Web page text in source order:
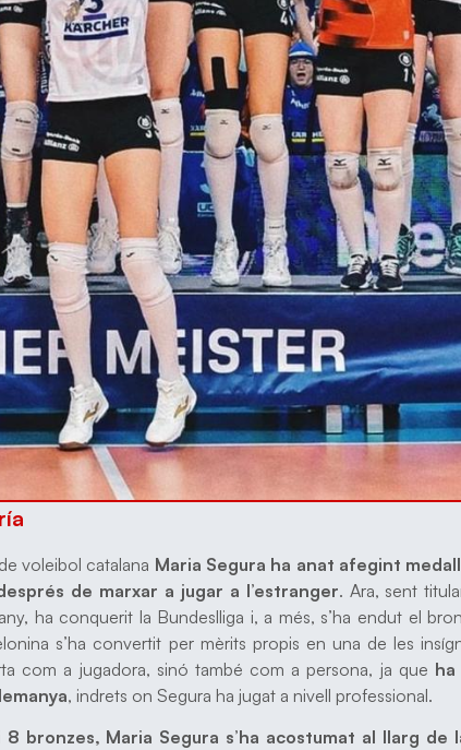
voleibol catalana Maria Segura ha anat afegint
de marxar a jugar a l’estranger. Ara, sent
ha conquerit la Bundeslliga i, a més, s’ha endut el
s’ha convertit per mèrits propis en una de les
com a jugadora, sinó també com a persona, ja que ha
, indrets on Segura ha jugat a nivell professional.
bronzes, Maria Segura s’ha acostumat al llarg de